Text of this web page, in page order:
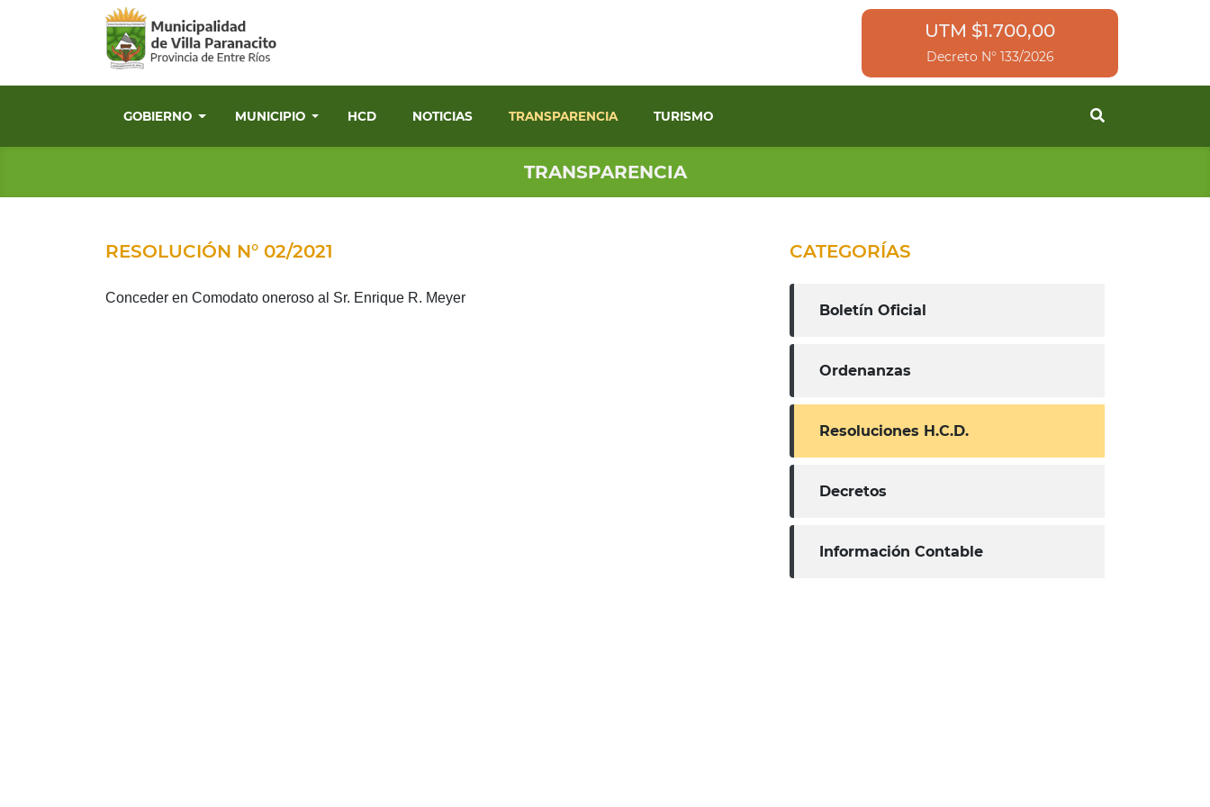
UTM $1.700,00
Decreto N° 133/2026
GOBIERNO MUNICIPIO HCD NOTICIAS TRANSPARENCIA TURISMO
TRANSPARENCIA
RESOLUCIÓN N° 02/2021
Conceder en Comodato oneroso al Sr. Enrique R. Meyer
CATEGORÍAS
Boletín Oficial
Ordenanzas
Resoluciones H.C.D.
Decretos
Información Contable